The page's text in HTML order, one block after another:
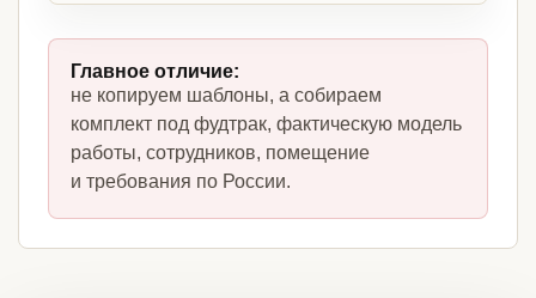
Главное отличие:
не копируем шаблоны, а собираем
комплект под фудтрак, фактическую модель
работы, сотрудников, помещение
и требования по России.